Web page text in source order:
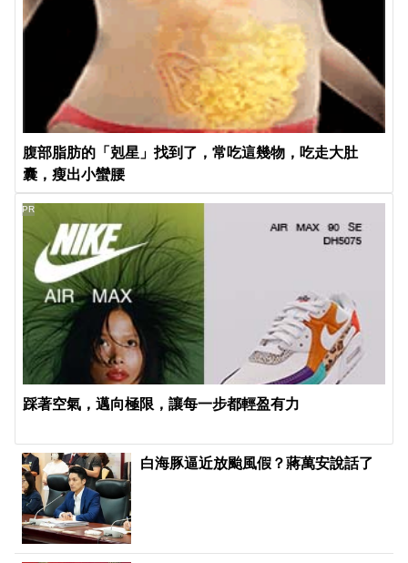
腹部脂肪的「剋星」找到了，常吃這幾物，吃走大肚
囊，瘦出小蠻腰
踩著空氣，邁向極限，讓每一步都輕盈有力
PR
白海豚逼近放颱風假？蔣萬安說話了